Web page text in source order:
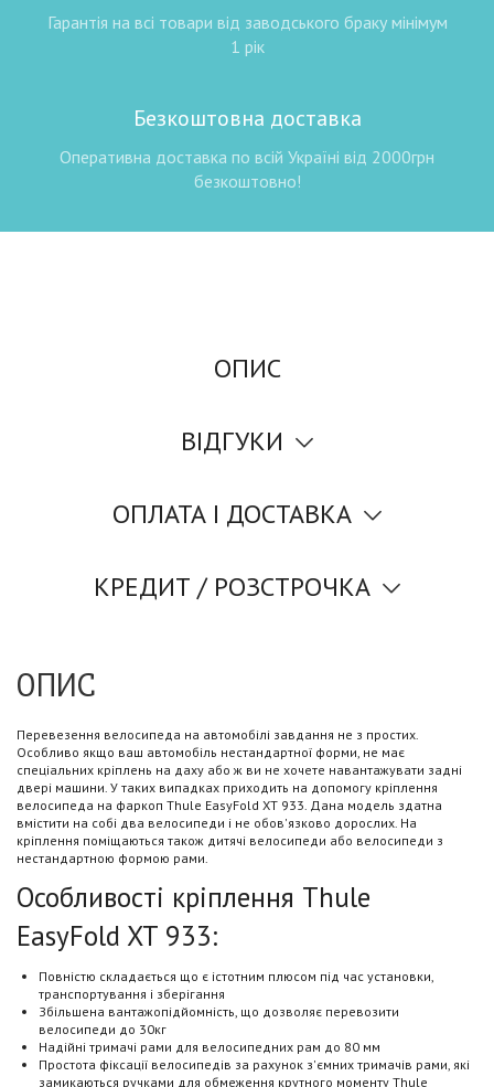
Гарантія на всі товари від заводського браку мінімум
1 рік
Безкоштовна доставка
Оперативна доставка по всій Україні від 2000грн
безкоштовно!
ОПИС
ВІДГУКИ
ОПЛАТА І ДОСТАВКА
КРЕДИТ / РОЗСТРОЧКА
ОПИС
Перевезення велосипеда на автомобілі завдання не з простих.
Особливо якщо ваш автомобіль нестандартної форми, не має
спеціальних кріплень на даху або ж ви не хочете навантажувати задні
двері машини. У таких випадках приходить на допомогу кріплення
велосипеда на фаркоп Thule EasyFold XT 933. Дана модель здатна
вмістити на собі два велосипеди і не обов'язково дорослих. На
кріплення поміщаються також дитячі велосипеди або велосипеди з
нестандартною формою рами.
Особливості кріплення Thule
EasyFold XT 933:
Повністю складається що є істотним плюсом під час установки,
транспортування і зберігання
Збільшена вантажопідйомність, що дозволяє перевозити
велосипеди до 30кг
Надійні тримачі рами для велосипедних рам до 80 мм
Простота фіксації велосипедів за рахунок з'ємних тримачів рами, які
замикаються ручками для обмеження крутного моменту Thule